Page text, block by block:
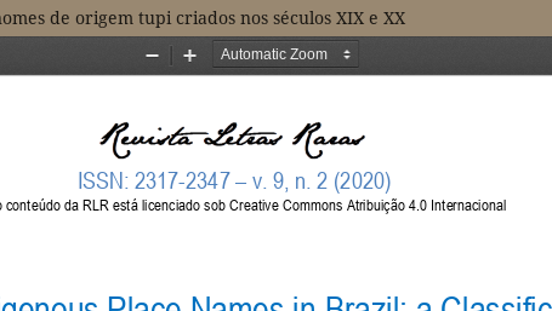
de origem tupi criados nos séculos XIX e XX